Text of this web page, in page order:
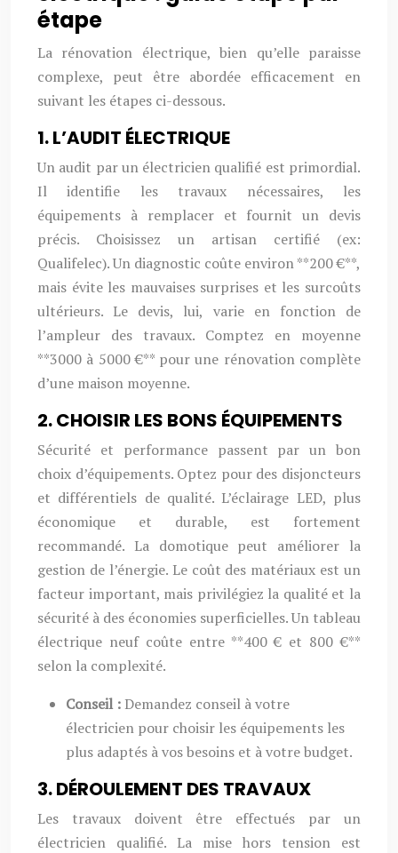
étape
La rénovation électrique, bien qu’elle paraisse
complexe, peut être abordée efficacement en
suivant les étapes ci-dessous.
1. L’AUDIT ÉLECTRIQUE
Un audit par un électricien qualifié est primordial.
Il identifie les travaux nécessaires, les
équipements à remplacer et fournit un devis
précis. Choisissez un artisan certifié (ex:
Qualifelec). Un diagnostic coûte environ **200 €**,
mais évite les mauvaises surprises et les surcoûts
ultérieurs. Le devis, lui, varie en fonction de
l’ampleur des travaux. Comptez en moyenne
**3000 à 5000 €** pour une rénovation complète
d’une maison moyenne.
2. CHOISIR LES BONS ÉQUIPEMENTS
Sécurité et performance passent par un bon
choix d’équipements. Optez pour des disjoncteurs
et différentiels de qualité. L’éclairage LED, plus
économique et durable, est fortement
recommandé. La domotique peut améliorer la
gestion de l’énergie. Le coût des matériaux est un
facteur important, mais privilégiez la qualité et la
sécurité à des économies superficielles. Un tableau
électrique neuf coûte entre **400 € et 800 €**
selon la complexité.
Conseil : Demandez conseil à votre
électricien pour choisir les équipements les
plus adaptés à vos besoins et à votre budget.
3. DÉROULEMENT DES TRAVAUX
Les travaux doivent être effectués par un
électricien qualifié. La mise hors tension est